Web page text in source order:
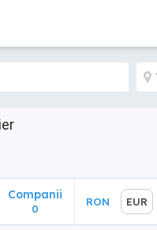
Companii
0
RON EUR